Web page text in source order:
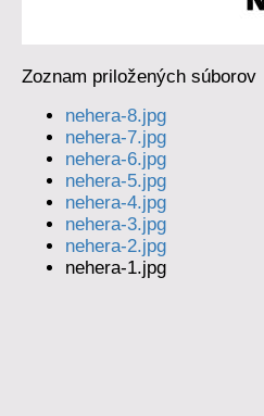
Zoznam priložených súborov
nehera-8.jpg
nehera-7.jpg
nehera-6.jpg
nehera-5.jpg
nehera-4.jpg
nehera-3.jpg
nehera-2.jpg
nehera-1.jpg